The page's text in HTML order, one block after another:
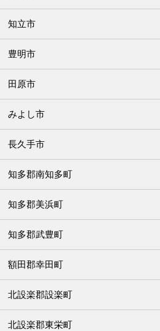
知立市
豊明市
田原市
みよし市
長久手市
知多郡南知多町
知多郡美浜町
知多郡武豊町
額田郡幸田町
北設楽郡設楽町
北設楽郡東栄町